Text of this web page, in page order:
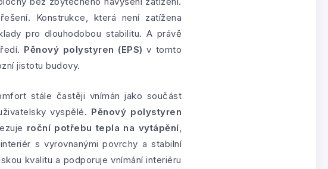
Konstrukce, která není zatížena
pro dlouhodobou stabilitu. A právě
Pěnový polystyren (EPS) v tomto
jistotu budovy.
stále častěji vnímán jako součást
vyspělé. Pěnový polystyren
roční potřebu tepla na vytápění,
s vyrovnanými povrchy a stabilní
kvalitu a podporuje vnímání interiéru